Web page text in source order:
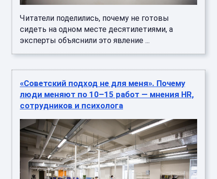
Читатели поделились, почему не готовы
сидеть на одном месте десятилетиями, а
эксперты объяснили это явление ...
«Советский подход не для меня». Почему
люди меняют по 10–15 работ — мнения HR,
сотрудников и психолога